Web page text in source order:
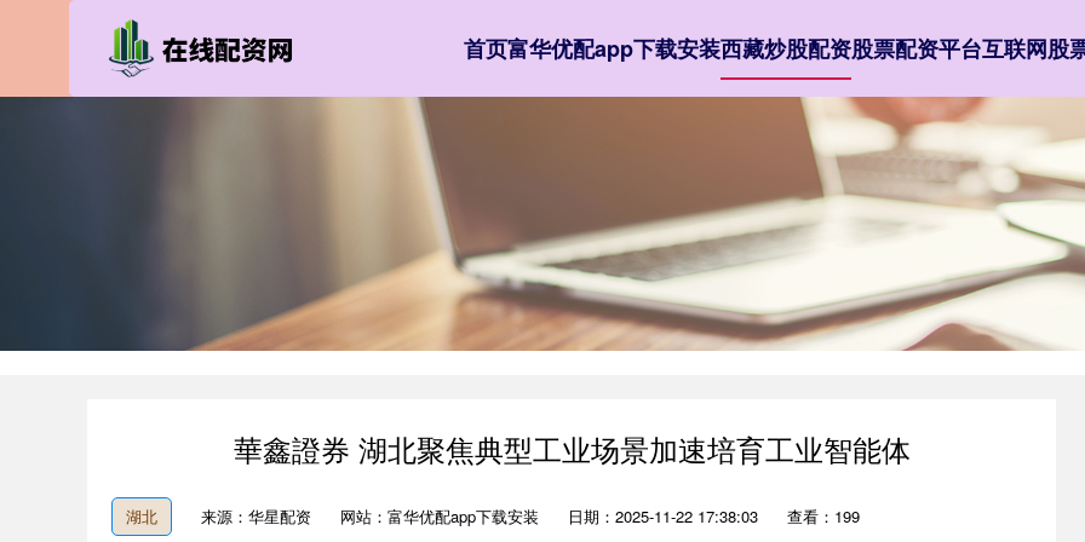
首页富华优配app下载安装西藏炒股配资股票配资平台互联网股
華鑫證券 湖北聚焦典型工业场景加速培育工业智能体
湖北 来源：华星配资 网站：富华优配app下载安装 日期：2025-11-22 17:38:03 查看：199